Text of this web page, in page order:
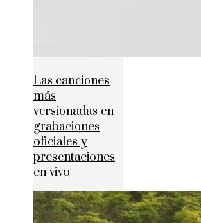
Las canciones
más
versionadas en
grabaciones
oficiales y
presentaciones
en vivo